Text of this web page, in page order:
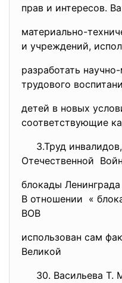
прав и интересов.
материально-
и учреждений,
разработать
трудового
детей в новых
соответствующие
3.Труд
Отечественной
блокады Ленинграда
В отношении «
ВОВ
использован сам
Великой
30. Васильева Т.